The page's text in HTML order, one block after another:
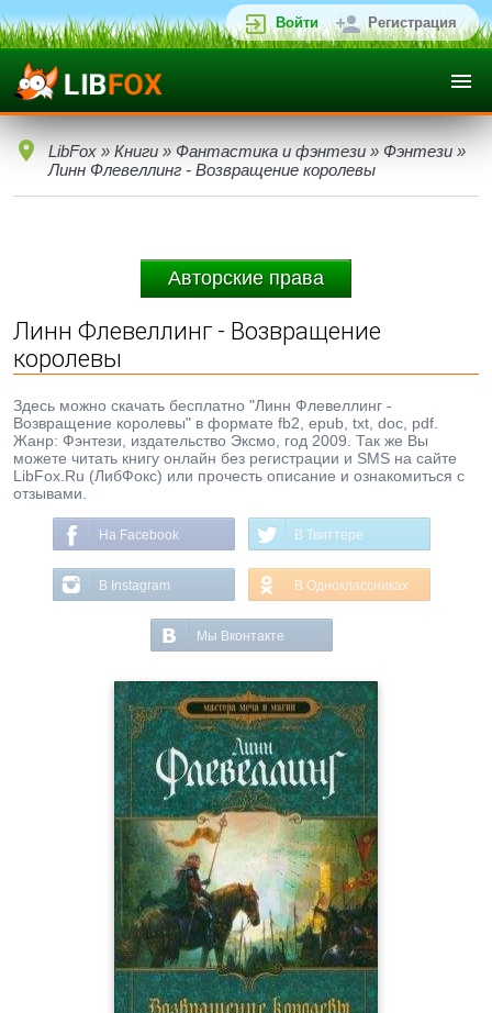
Войти Регистрация
LibFox » Книги » Фантастика и фэнтези » Фэнтези »
Линн Флевеллинг - Возвращение королевы
Авторские права
Линн Флевеллинг - Возвращение
королевы
Здесь можно скачать бесплатно "Линн Флевеллинг -
Возвращение королевы" в формате fb2, epub, txt, doc, pdf.
Жанр: Фэнтези, издательство Эксмо, год 2009. Так же Вы
можете читать книгу онлайн без регистрации и SMS на сайте
LibFox.Ru (ЛибФокс) или прочесть описание и ознакомиться с
отзывами.
На Facebook В Твиттере
В Instagram В Одноклассниках
Мы Вконтакте